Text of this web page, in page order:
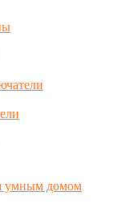
умным домом